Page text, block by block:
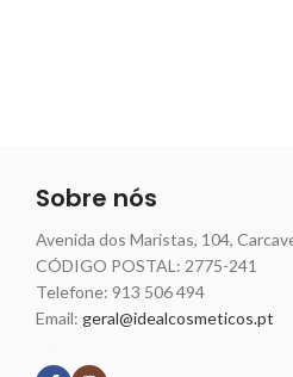
Sobre nós
Avenida dos Maristas, 104,
CÓDIGO POSTAL: 2775-241
Telefone: 913 506 494
Email: geral@idealcosmeticos.pt